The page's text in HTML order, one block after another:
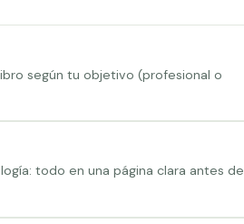
según tu objetivo (profesional o
todo en una página clara antes de